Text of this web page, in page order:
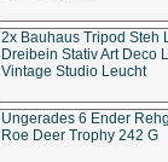
2x Bauhaus Tripod Steh
Dreibein Stativ Art Deco
Vintage Studio Leucht
Ungerades 6 Ender
Roe Deer Trophy 242 G